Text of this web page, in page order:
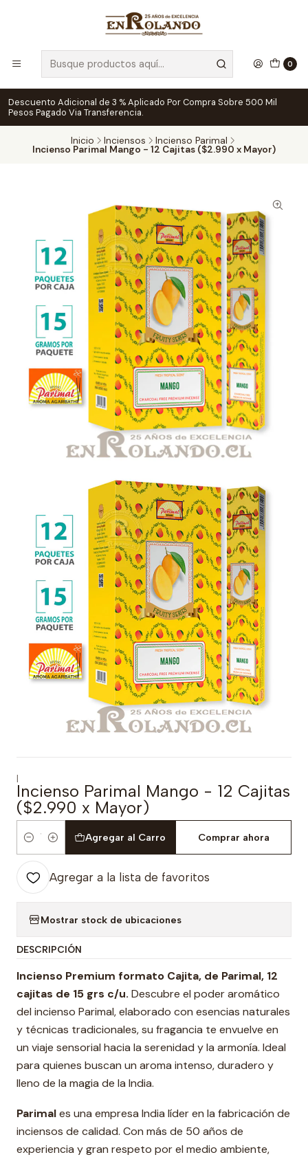
0
Descuento Adicional de 3 % Aplicado Por Compra Sobre 500 Mil
Pesos Pagado Via Transferencia.
Inicio Inciensos Incienso Parimal
Incienso Parimal Mango - 12 Cajitas ($2.990 x Mayor)
|
Incienso Parimal Mango - 12 Cajitas
($2.990 x Mayor)
Cantidad
Agregar al Carro Comprar ahora
Agregar a la lista de favoritos
Mostrar stock de ubicaciones
DESCRIPCIÓN
Incienso Premium formato Cajita, de Parimal, 12
cajitas de 15 grs c/u. Descubre el poder aromático
del incienso Parimal, elaborado con esencias naturales
y técnicas tradicionales, su fragancia te envuelve en
un viaje sensorial hacia la serenidad y la armonía. Ideal
para quienes buscan un aroma intenso, duradero y
lleno de la magia de la India.
Parimales una empresa India líder en la fabricación de
inciensos de calidad. Con más de 50 años de
experiencia y gran respeto por el medio ambiente,